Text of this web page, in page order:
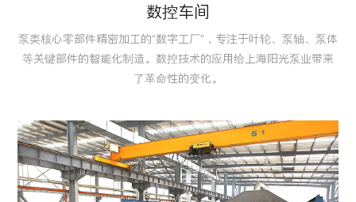
数控车间
泵类核心零部件精密加工的“数字工厂”，专注于叶轮、泵轴、泵体
等关键部件的智能化制造。数控技术的应用给上海阳光泵业带来
了革命性的变化。